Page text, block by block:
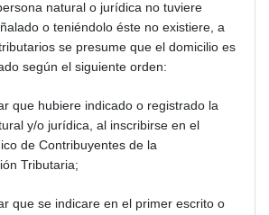
natural o jurídica no tuviere
o teniéndolo éste no existiere, a
se presume que el domicilio es
según el siguiente orden:
que hubiere indicado o registrado la
y/o jurídica, al inscribirse en el
de Contribuyentes de la
Tributaria;
que se indicare en el primer escrito o